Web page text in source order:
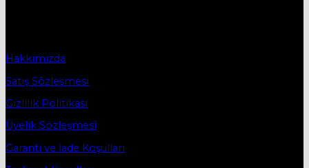
Hakkımızda
Satış Sözleşmesi
Gizlilik Politikası
Üyelik Sözleşmesi
Garanti ve İade Koşulları